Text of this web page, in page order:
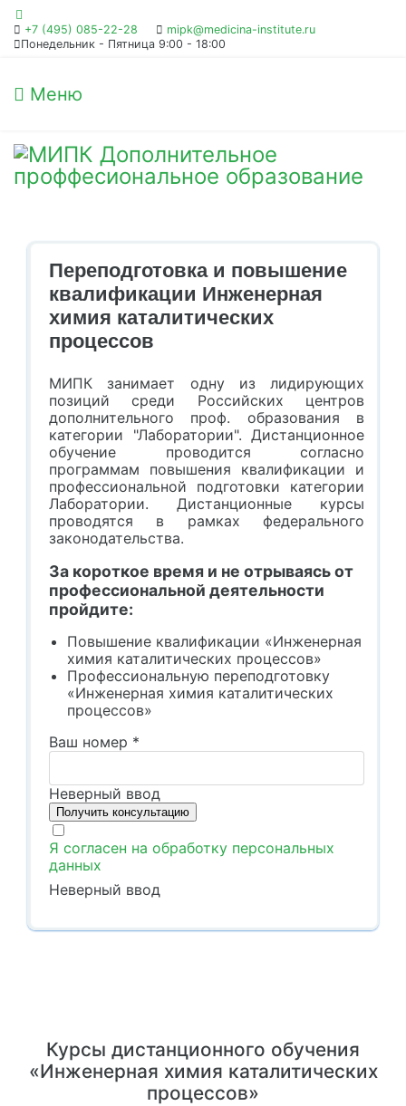
+7 (495) 085-22-28
mipk@medicina-institute.ru
Понедельник - Пятница 9:00 - 18:00
Меню
Переподготовка и повышение
квалификации Инженерная
химия каталитических
процессов
МИПК занимает одну из лидирующих
позиций среди Российских центров
дополнительного проф. образования в
категории "Лаборатории". Дистанционное
обучение проводится согласно
программам повышения квалификации и
профессиональной подготовки категории
Лаборатории. Дистанционные курсы
проводятся в рамках федерального
законодательства.
За короткое время и не отрываясь от
профессиональной деятельности
пройдите:
Повышение квалификации «Инженерная
химия каталитических процессов»
Профессиональную переподготовку
«Инженерная химия каталитических
процессов»
Ваш номер *
Неверный ввод
Я согласен на обработку персональных
данных
Неверный ввод
Курсы дистанционного обучения
«Инженерная химия каталитических
процессов»